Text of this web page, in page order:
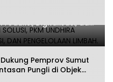
Jadi Solusi, PKM
Digitalisasi, dan
Dukung Pemprov Sumut
Pungli di Objek